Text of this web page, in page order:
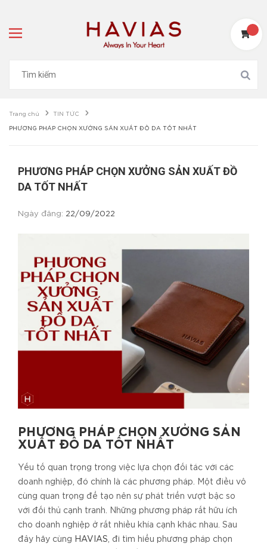
Trang chủ TIN TỨC
PHƯƠNG PHÁP CHỌN XƯỞNG SẢN XUẤT ĐỒ DA TỐT NHẤT
PHƯƠNG PHÁP CHỌN XƯỞNG SẢN XUẤT ĐỒ
DA TỐT NHẤT
Ngày đăng: 22/09/2022
PHƯƠNG PHÁP CHỌN XƯỞNG SẢN
XUẤT ĐỒ DA TỐT NHẤT
Yếu tố quan trọng trong việc lựa chọn đối tác với các
doanh nghiệp, đó chính là các phương pháp. Một điều vô
cùng quan trọng để tạo nên sự phát triển vượt bậc so
với đối thủ cạnh tranh. Những phương pháp rất hữu ích
cho doanh nghiệp ở rất nhiều khía cạnh khác nhau. Sau
đây hãy cùng
HAVIAS , đi tìm hiểu phương pháp chọn